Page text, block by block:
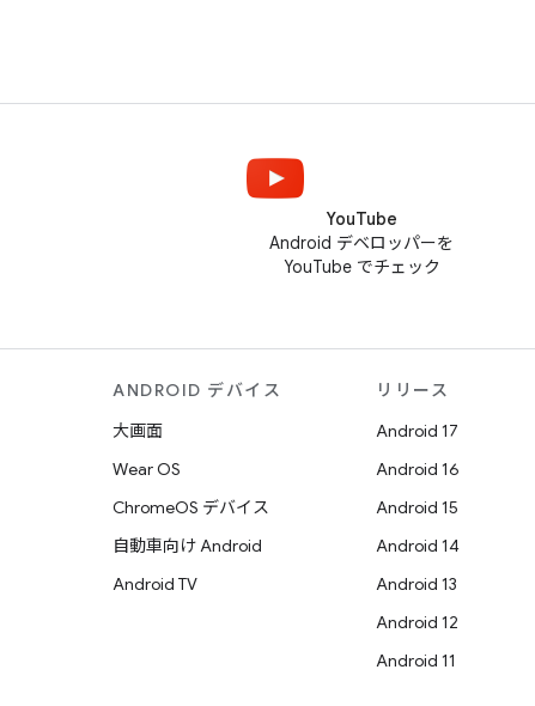
YouTube
Android デベロッパーを
YouTube でチェック
ANDROID デバイス
大画面
Wear OS
ChromeOS デバイス
自動車向け Android
Android TV
リリース
Android 17
Android 16
Android 15
Android 14
Android 13
Android 12
Android 11